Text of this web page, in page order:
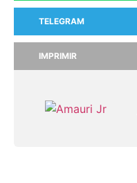
TELEGRAM
IMPRIMIR